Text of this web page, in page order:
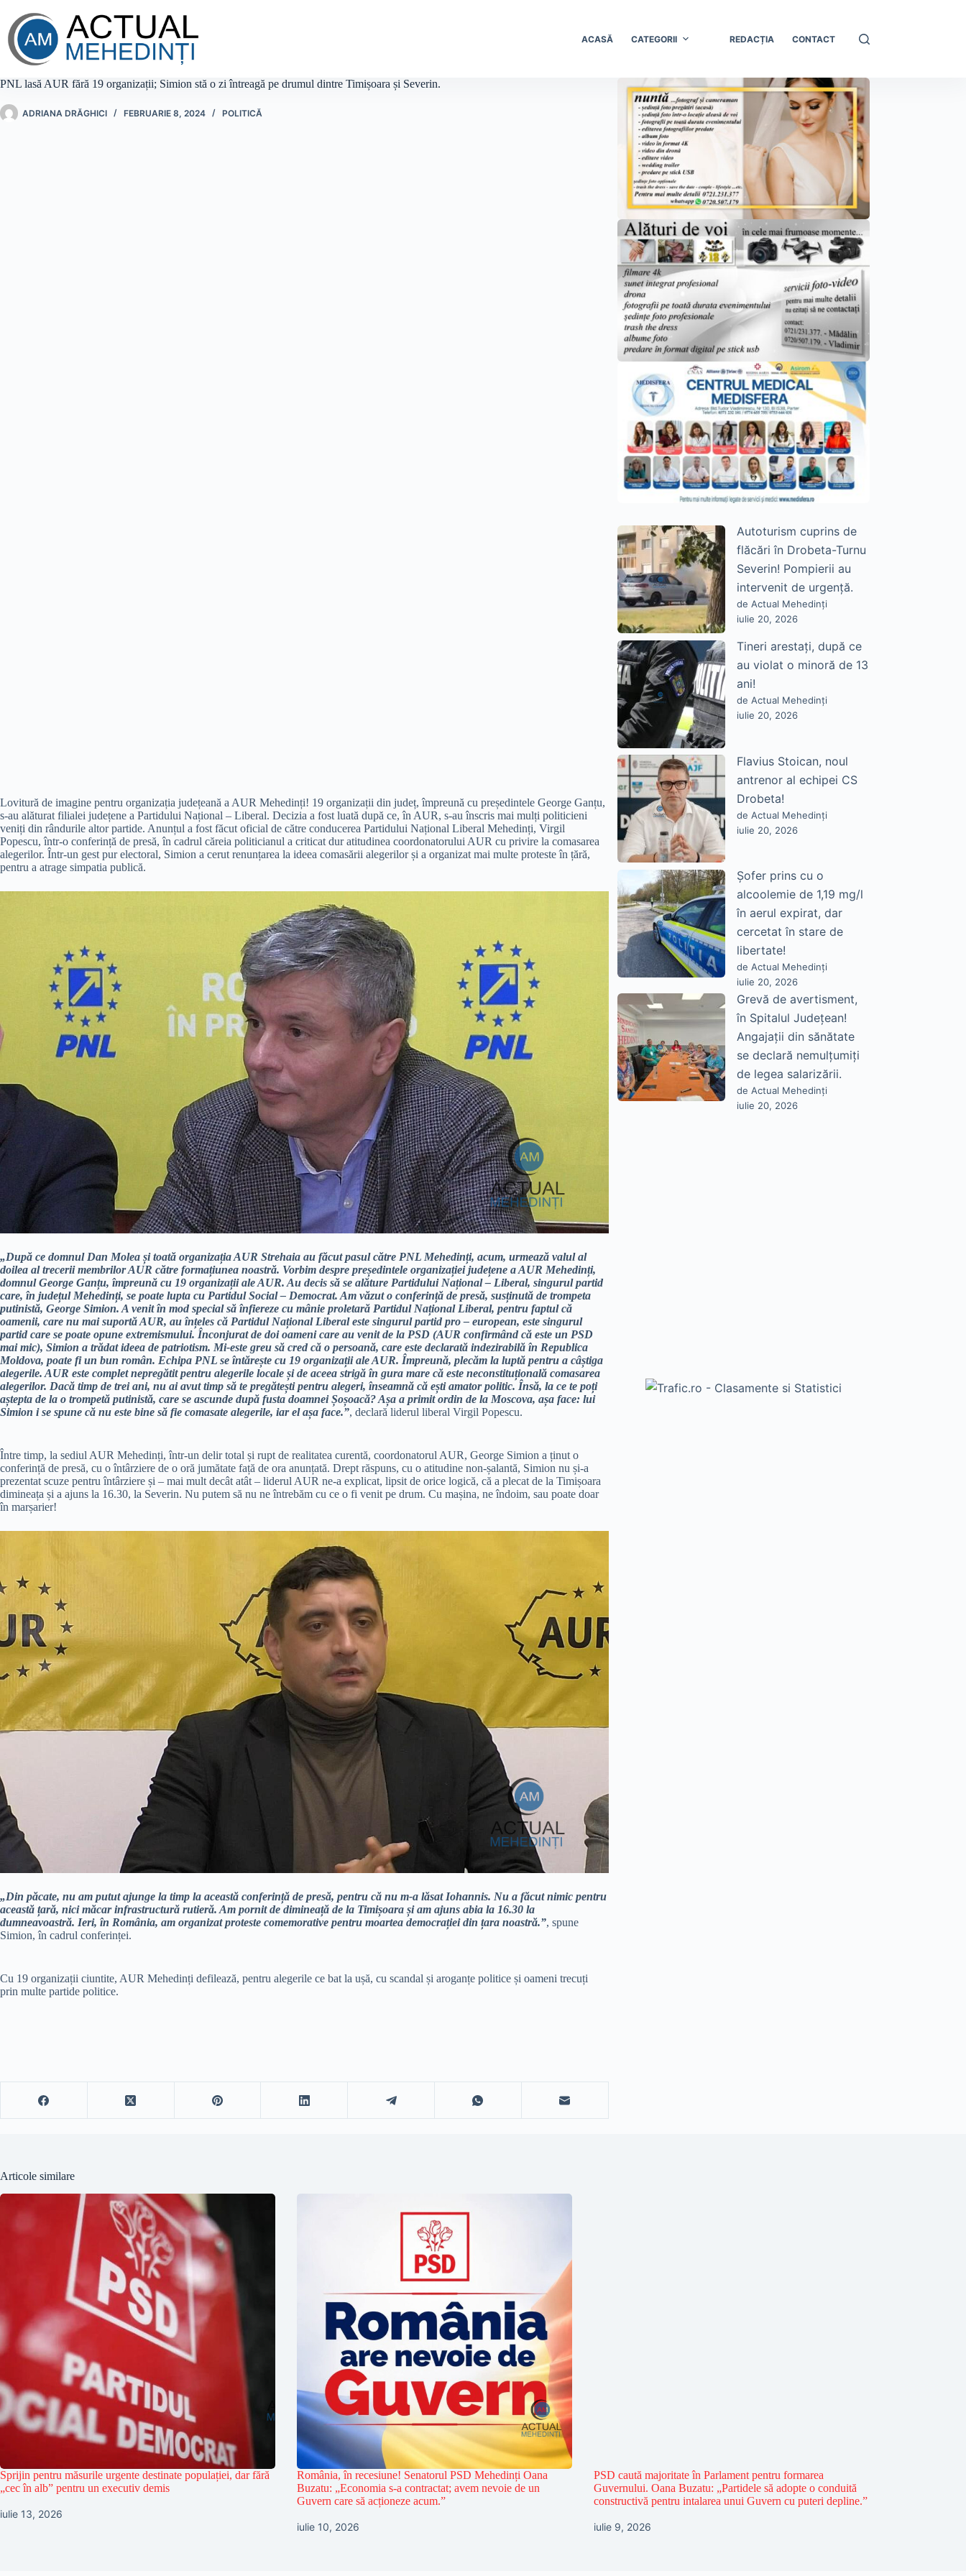
conținut
ACASĂ CATEGORII REDACȚIA CONTACT
PNL lasă AUR fără 19 organizații; Simion stă o zi întreagă pe drumul dintre Timișoara și Severin.
ADRIANA DRĂGHICI FEBRUARIE 8, 2024 POLITICĂ
Lovitură de imagine pentru organizația județeană a AUR Mehedinți! 19 organizații din județ, împreună cu președintele George Ganțu,
s-au alăturat filialei județene a Partidului Național – Liberal. Decizia a fost luată după ce, în AUR, s-au înscris mai mulți politicieni
veniți din rândurile altor partide. Anunțul a fost făcut oficial de către conducerea Partidului Național Liberal Mehedinți, Virgil
Popescu, într-o conferință de presă, în cadrul căreia politicianul a criticat dur atitudinea coordonatorului AUR cu privire la comasarea
alegerilor. Într-un gest pur electoral, Simion a cerut renunțarea la ideea comasării alegerilor și a organizat mai multe proteste în țără,
pentru a atrage simpatia publică.
„După ce domnul Dan Molea și toată organizația AUR Strehaia au făcut pasul către PNL Mehedinți, acum, urmează valul al
doilea al trecerii membrilor AUR către formațiunea noastră. Vorbim despre președintele organizației județene a AUR Mehedinți,
domnul George Ganțu, împreună cu 19 organizații ale AUR. Au decis să se alăture Partidului Național – Liberal, singurul partid
care, în județul Mehedinți, se poate lupta cu Partidul Social – Democrat. Am văzut o conferință de presă, susținută de trompeta
putinistă, George Simion. A venit în mod special să înfiereze cu mânie proletară Partidul Național Liberal, pentru faptul că
oamenii, care nu mai suportă AUR, au înțeles că Partidul Național Liberal este singurul partid pro – european, este singurul
partid care se poate opune extremismului. Înconjurat de doi oameni care au venit de la PSD (AUR confirmând că este un PSD
mai mic), Simion a trădat ideea de patriotism. Mi-este greu să cred că o persoană, care este declarată indezirabilă în Republica
Moldova, poate fi un bun român. Echipa PNL se întărește cu 19 organizații ale AUR. Împreună, plecăm la luptă pentru a câștiga
alegerile. AUR este complet nepregătit pentru alegerile locale și de aceea strigă în gura mare că este neconstituțională comasarea
alegerilor. Dacă timp de trei ani, nu ai avut timp să te pregătești pentru alegeri, înseamnă că ești amator politic. Însă, la ce te poți
aștepta de la o trompetă putinistă, care se ascunde după fusta doamnei Șoșoacă? Așa a primit ordin de la Moscova, așa face: lui
Simion i se spune că nu este bine să fie comasate alegerile, iar el așa face.”, declară liderul liberal Virgil Popescu.
Între timp, la sediul AUR Mehedinți, într-un delir total și rupt de realitatea curentă, coordonatorul AUR, George Simion a ținut o
conferință de presă, cu o întârziere de o oră jumătate față de ora anunțată. Drept răspuns, cu o atitudine non-șalantă, Simion nu și-a
prezentat scuze pentru întârziere și – mai mult decât atât – liderul AUR ne-a explicat, lipsit de orice logică, că a plecat de la Timișoara
dimineața și a ajuns la 16.30, la Severin. Nu putem să nu ne întrebăm cu ce o fi venit pe drum. Cu mașina, ne îndoim, sau poate doar
în marșarier!
„Din păcate, nu am putut ajunge la timp la această conferință de presă, pentru că nu m-a lăsat Iohannis. Nu a făcut nimic pentru
această țară, nici măcar infrastructură rutieră. Am pornit de dimineață de la Timișoara și am ajuns abia la 16.30 la
dumneavoastră. Ieri, în România, am organizat proteste comemorative pentru moartea democrației din țara noastră.”, spune
Simion, în cadrul conferinței.
Cu 19 organizații ciuntite, AUR Mehedinți defilează, pentru alegerile ce bat la ușă, cu scandal și aroganțe politice și oameni trecuți
prin multe partide politice.
Autoturism cuprins de
flăcări în Drobeta-Turnu
Severin! Pompierii au
intervenit de urgență.
de Actual Mehedinți
iulie 20, 2026
Tineri arestați, după ce
au violat o minoră de 13
ani!
de Actual Mehedinți
iulie 20, 2026
Flavius Stoican, noul
antrenor al echipei CS
Drobeta!
de Actual Mehedinți
iulie 20, 2026
Șofer prins cu o
alcoolemie de 1,19 mg/l
în aerul expirat, dar
cercetat în stare de
libertate!
de Actual Mehedinți
iulie 20, 2026
Grevă de avertisment,
în Spitalul Județean!
Angajații din sănătate
se declară nemulțumiți
de legea salarizării.
de Actual Mehedinți
iulie 20, 2026
Articole similare
Sprijin pentru măsurile urgente destinate populației, dar fără
„cec în alb” pentru un executiv demis
iulie 13, 2026
România, în recesiune! Senatorul PSD Mehedinți Oana
Buzatu: „Economia s-a contractat; avem nevoie de un
Guvern care să acționeze acum.”
iulie 10, 2026
PSD caută majoritate în Parlament pentru formarea
Guvernului. Oana Buzatu: „Partidele să adopte o conduită
constructivă pentru intalarea unui Guvern cu puteri depline.”
iulie 9, 2026